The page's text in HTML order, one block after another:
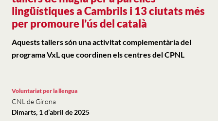
lingüístiques a Cambrils i 13 ciutats més
per promoure l’ús del català
Aquests tallers són una activitat complementària del
programa VxL que coordinen els centres del CPNL
Voluntariat per la llengua
CNL de Girona
Dimarts, 1 d’abril de 2025